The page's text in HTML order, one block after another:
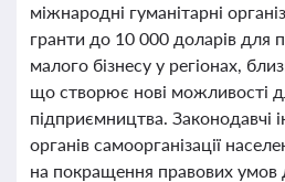
міжнародні гуманітарні
гранти до 10 000 доларів для
малого бізнесу у регіонах,
що створює нові можливості
підприємництва. Законодавчі
органів самоорганізації
на покращення правових умов